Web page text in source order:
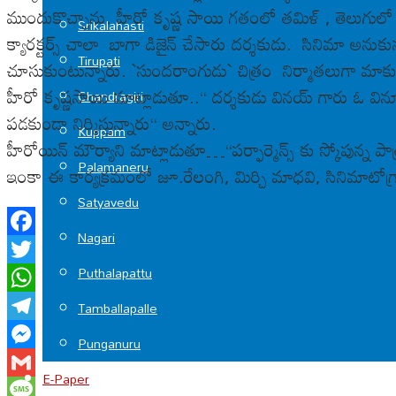
Srikalahasti
Tirupati
Chandragiri
Kuppam
Palamaneru
Satyavedu
Nagari
Puthalapattu
Tamballapalle
Punganuru
E-Paper
ముందుకొచ్చాను. హీరో కృష్ణ సాయి గ‌తంలో త‌మిళ్ ,
క్యార‌క్ట‌ర్స్ చాలా బాగా డిజైన్ చేసారు ద‌ర్శ‌కుడు. సినిమా
చూసుకుంటున్నారు. `సుంద‌రాంగుడు` చిత్రం నిర్మాత‌లుగా
హీరో కృష్ణ‌సాయి మాట్లాడుతూ..“ ద‌ర్శ‌కుడు విన‌య్ గారు ఓ
ప‌డ‌కుండా నిర్మిస్తున్నారు“ అన్నారు.
హీరోయిన్ మౌర్యాని మాట్లాడుతూ…“ప‌ర్ఫార్మెన్స్ కు స్కోపున్న
ఇంకా ఈ కార్య‌క్ర‌మంలో జూ.రేలంగి, మిర్చి మాధ‌వి,
Facebook
Twitter
WhatsApp
Telegram
Messenger
Gmail